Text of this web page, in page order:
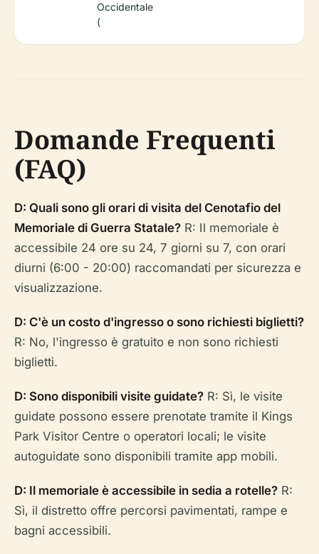
Occidentale
(
Domande Frequenti
(FAQ)
D: Quali sono gli orari di visita del Cenotafio del
Memoriale di Guerra Statale? R: Il memoriale è
accessibile 24 ore su 24, 7 giorni su 7, con orari
diurni (6:00 - 20:00) raccomandati per sicurezza e
visualizzazione.
D: C'è un costo d'ingresso o sono richiesti biglietti?
R: No, l'ingresso è gratuito e non sono richiesti
biglietti.
D: Sono disponibili visite guidate? R: Sì, le visite
guidate possono essere prenotate tramite il Kings
Park Visitor Centre o operatori locali; le visite
autoguidate sono disponibili tramite app mobili.
D: Il memoriale è accessibile in sedia a rotelle? R:
Sì, il distretto offre percorsi pavimentati, rampe e
bagni accessibili.